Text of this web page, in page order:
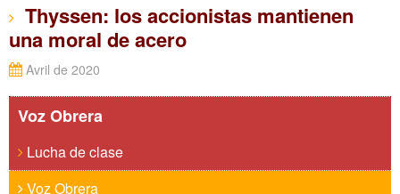
Thyssen: los accionistas mantienen
una moral de acero
Avril de 2020
Voz Obrera
Lucha de clase
Voz Obrera